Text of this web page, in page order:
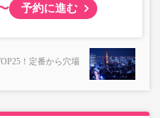
ンテナンスの為ご予約が
表示ではございません。
示される場合がありま
予約に進む
！定番から穴場